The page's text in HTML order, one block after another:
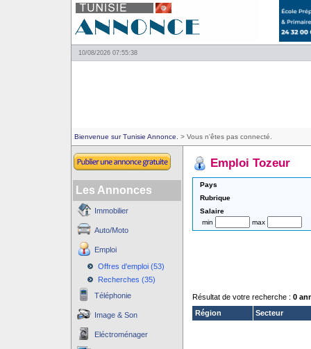
10/08/2026 07:55:38
Bienvenue sur Tunisie Annonce. > Vous n'êtes pas connecté.
Les Annonces
Immobilier
Auto/Moto
Emploi
Offres d'emploi (53)
Recherches (35)
Téléphonie
Image & Son
Eléctroménager
Emploi Tozeur
Pays
Rubrique
Salaire
min
max
Résultat de votre recherche : 0
Région
Secteur